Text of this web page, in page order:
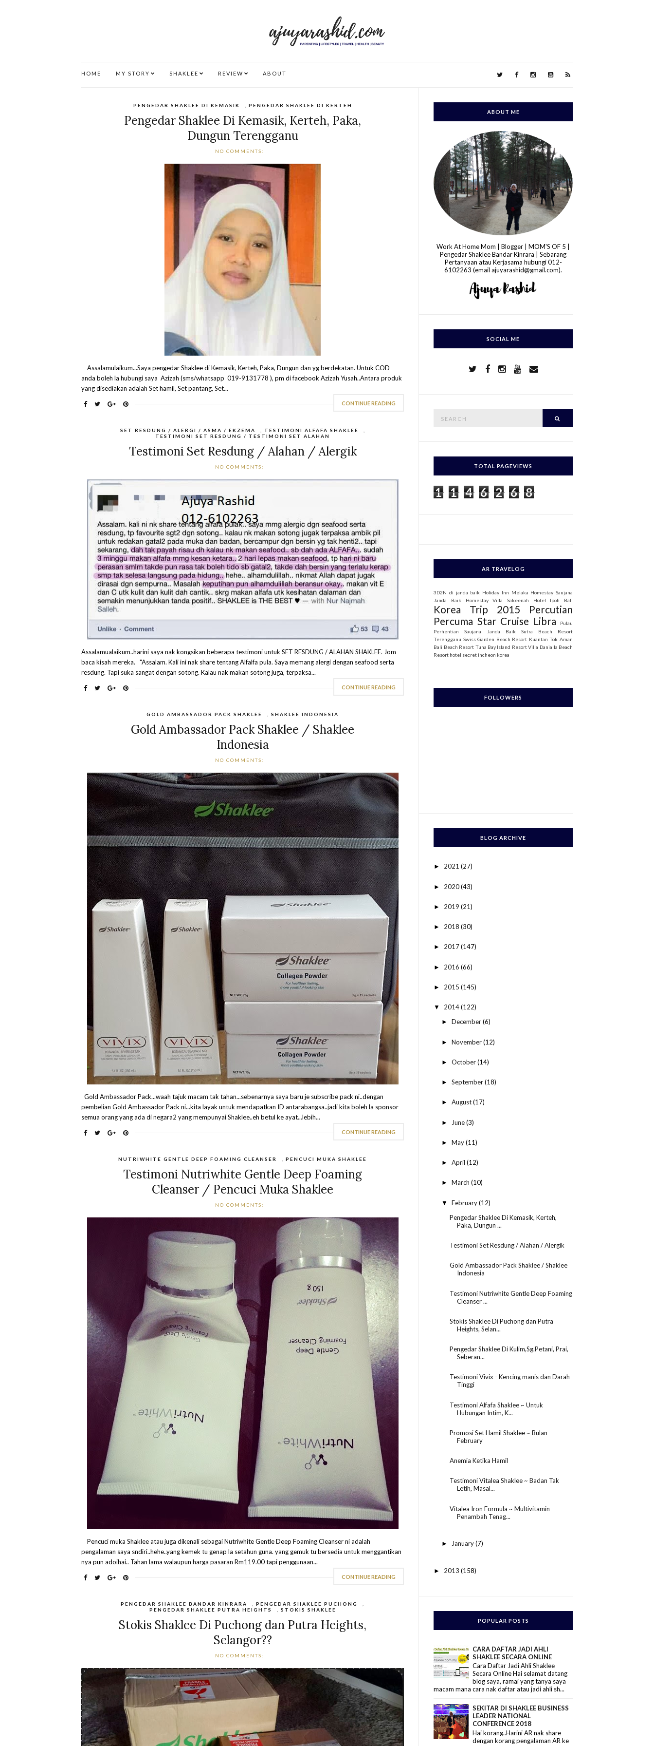
HOME MY STORY SHAKLEE REVIEW ABOUT
PENGEDAR SHAKLEE DI KEMASIK PENGEDAR SHAKLEE DI KERTEH
Pengedar Shaklee Di Kemasik, Kerteh, Paka,
Dungun Terengganu
NO COMMENTS:
Assalamulaikum...Saya pengedar Shaklee di Kemasik, Kerteh, Paka, Dungun dan yg berdekatan. Untuk COD
anda boleh la hubungi saya Azizah (sms/whatsapp 019-9131778 ), pm di facebook Azizah Yusah..Antara produk
yang disediakan adalah Set hamil, Set pantang, Set...
CONTINUE READING
SET RESDUNG / ALERGI / ASMA / EKZEMA TESTIMONI ALFAFA SHAKLEE
TESTIMONI SET RESDUNG / TESTIMONI SET ALAHAN
Testimoni Set Resdung / Alahan / Alergik
NO COMMENTS:
Assalamualaikum..harini saya nak kongsikan beberapa testimoni untuk SET RESDUNG / ALAHAN SHAKLEE. Jom
baca kisah mereka. "Assalam. Kali ini nak share tentang Alfalfa pula. Saya memang alergi dengan seafood serta
resdung. Tapi suka sangat dengan sotong. Kalau nak makan sotong juga, terpaksa...
CONTINUE READING
GOLD AMBASSADOR PACK SHAKLEE ,SHAKLEE INDONESIA
Gold Ambassador Pack Shaklee / Shaklee
Indonesia
NO COMMENTS:
Gold Ambassador Pack...waah tajuk macam tak tahan...sebenarnya saya baru je subscribe pack ni..dengan
pembelian Gold Ambassador Pack ni...kita layak untuk mendapatkan ID antarabangsa..jadi kita boleh la sponsor
semua orang yang ada di negara2 yang mempunyai Shaklee..eh betul ke ayat...lebih...
CONTINUE READING
NUTRIWHITE GENTLE DEEP FOAMING CLEANSER ,PENCUCI MUKA SHAKLEE
Testimoni Nutriwhite Gentle Deep Foaming
Cleanser / Pencuci Muka Shaklee
NO COMMENTS:
Pencuci muka Shaklee atau juga dikenali sebagai Nutriwhite Gentle Deep Foaming Cleanser ni adalah
pengalaman saya sndiri..hehe..yang kemek tu genap la setahun guna. yang gemuk tu bersedia untuk menggantikan
nya pun adoihai.. Tahan lama walaupun harga pasaran Rm119.00 tapi penggunaan...
CONTINUE READING
PENGEDAR SHAKLEE BANDAR KINRARA ,PENGEDAR SHAKLEE PUCHONG
PENGEDAR SHAKLEE PUTRA HEIGHTS
STOKIS SHAKLEE
Stokis Shaklee Di Puchong dan Putra Heights,
Selangor??
NO COMMENTS:
ABOUT ME
Work At Home Mom | Blogger | MOM'S OF 5 |
Pengedar Shaklee Bandar Kinrara | Sebarang
Pertanyaan atau Kerjasama hubungi 012-
6102263 (email ajuyarashid@gmail.com).
SOCIAL ME
r
TOTAL PAGEVIEWS
1 1 4 6 2 6 8
AR TRAVELOG
3D2N di janda baik Holiday Inn Melaka Homestay Saujana
Janda Baik
Homestay Villa Sakeenah Hotel Ipoh Bali
Korea Trip 2015
Percutian
Percuma Star Cruise Libra
Pulau
Perhentian
Saujana Janda Baik
Sutra Beach Resort
Terengganu Swiss Garden Beach Resort Kuantan Tok Aman
Bali Beach Resort Tuna Bay Island Resort Villa Danialla Beach
Resort hotel secret incheon korea
FOLLOWERS
BLOG ARCHIVE
► 2021(27)
► 2020(43)
► 2019(21)
► 2018(30)
► 2017(147)
► 2016(66)
► 2015(145)
▼ 2014(122)
► December(6)
► November(12)
► October(14)
► September(18)
► August(17)
► June(3)
► May(11)
► April (12)
► March (10)
▼ February(12)
Pengedar Shaklee Di Kemasik, Kerteh,
Paka, Dungun ...
Testimoni Set Resdung / Alahan / Alergik
Gold Ambassador Pack Shaklee / Shaklee
Indonesia
Testimoni Nutriwhite Gentle Deep Foaming
Cleanser ...
Stokis Shaklee Di Puchong dan Putra
Heights, Selan...
Pengedar Shaklee Di Kulim,Sg.Petani, Prai,
Seberan...
Testimoni Vivix - Kencing manis dan Darah
Tinggi
Testimoni Alfafa Shaklee ~ Untuk
Hubungan Intim, K...
Promosi Set Hamil Shaklee ~ Bulan
February
Anemia Ketika Hamil
Testimoni Vitalea Shaklee ~ Badan Tak
Letih, Masal...
Vitalea Iron Formula ~ Multivitamin
Penambah Tenag...
► January(7)
► 2013(158)
POPULAR POSTS
CARA DAFTAR JADI AHLI
SHAKLEE SECARA ONLINE
Cara Daftar Jadi Ahli Shaklee
Secara Online Hai selamat datang
blog saya, ramai yang tanya saya
macam mana cara nak daftar atau jadi ahli sh...
SEKITAR DI SHAKLEE BUSINESS
LEADER NATIONAL
CONFERENCE 2018
Hai korang..Harini AR nak share
dengan korang pengalaman AR ke